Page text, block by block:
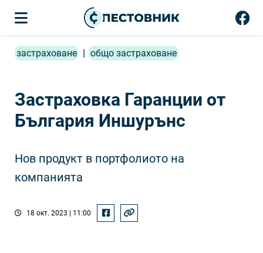
застраховане | общо застраховане
Застраховка Гаранции от
България Иншурънс
Нов продукт в портфолиото на
компанията
18 окт. 2023 | 11:00